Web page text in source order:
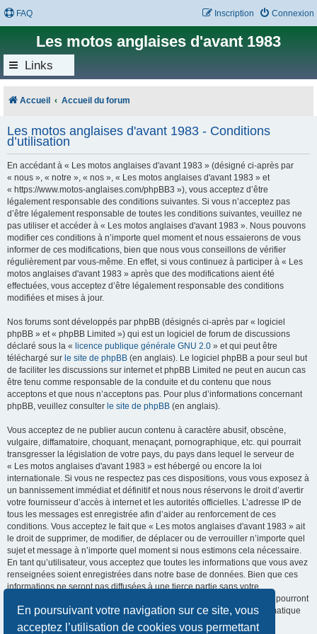
En poursuivant votre navigation sur ce site, vous
acceptez l’utilisation de cookies vous permettant
FAQ Connexion
Inscription
Les motos anglaises d'avant 1983
Links
Accueil Accueil du forum
Les motos anglaises d'avant 1983 - Conditions
d’utilisation
En accédant à « Les motos anglaises d'avant 1983 » (désigné ci-après par
« nous », « notre », « nos », « Les motos anglaises d'avant 1983 » et
« https://www.motos-anglaises.com/phpBB3 »), vous acceptez d’être
légalement responsable des conditions suivantes. Si vous n’acceptez pas
d’être légalement responsable de toutes les conditions suivantes, veuillez ne
pas utiliser et accéder à « Les motos anglaises d'avant 1983 ». Nous pouvons
modifier ces conditions à n’importe quel moment et nous essaierons de vous
informer de ces modifications, bien que nous vous conseillons de vérifier
régulièrement par vous-même. En effet, si vous continuez à participer à « Les
motos anglaises d'avant 1983 » après que des modifications aient été
effectuées, vous acceptez d’être légalement responsable des conditions
modifiées et mises à jour.
Nos forums sont développés par phpBB (désignés ci-après par « logiciel
phpBB » et « phpBB Limited ») qui est un logiciel de forum de discussions
déclaré sous la « licence publique générale GNU 2.0 » et qui peut être
téléchargé sur le site de phpBB (en anglais). Le logiciel phpBB a pour seul but
de faciliter les discussions sur internet et phpBB Limited ne peut en aucun cas
être tenu comme responsable de la conduite et du contenu que nous
acceptons et que nous n’acceptons pas. Pour plus d’informations concernant
phpBB, veuillez consulter le site de phpBB (en anglais).
Vous acceptez de ne publier aucun contenu à caractère abusif, obscène,
vulgaire, diffamatoire, choquant, menaçant, pornographique, etc. qui pourrait
transgresser la législation de votre pays, du pays dans lequel le serveur de
« Les motos anglaises d'avant 1983 » est hébergé ou encore la loi
internationale. Si vous ne respectez pas ces dispositions, vous vous exposez à
un bannissement immédiat et définitif et nous nous réservons le droit d’avertir
votre fournisseur d’accès à internet et les autorités officielles. L’adresse IP de
tous les messages est enregistrée afin d’aider au renforcement de ces
conditions. Vous acceptez le fait que « Les motos anglaises d'avant 1983 » ait
le droit de supprimer, de modifier, de déplacer ou de verrouiller n’importe quel
sujet et message à n’importe quel moment si nous estimons cela nécessaire.
En tant qu’utilisateur, vous acceptez que toutes les informations que vous avez
renseignées soient enregistrées dans notre base de données. Bien que ces
informations ne seront pas diffusées à une tierce partie sans votre
consentement, ni « Les motos anglaises d'avant 1983 », ni phpBB, ne pourront
être tenus comme responsables en cas de tentative de piratage informatique
visant à compromettre vos données.